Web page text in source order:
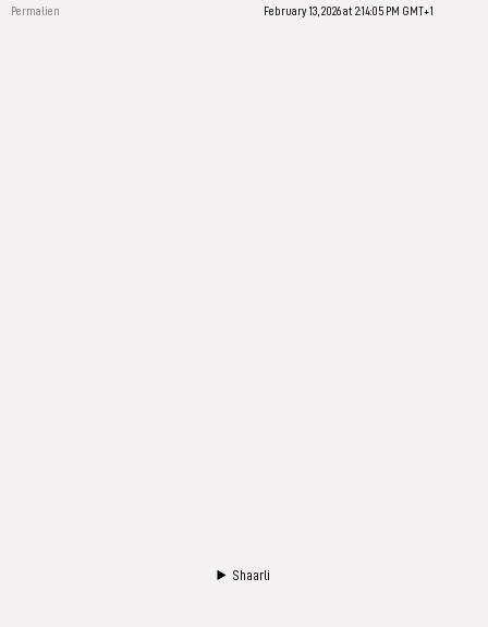
Permalien February 13, 2026 at 2:14:05 PM GMT+1
Shaarli